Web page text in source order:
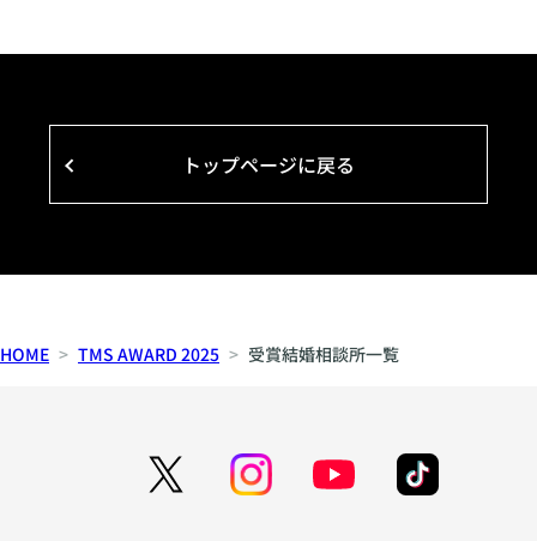
トップページに戻る
HOME TMS AWARD 2025 受賞結婚相談所一覧